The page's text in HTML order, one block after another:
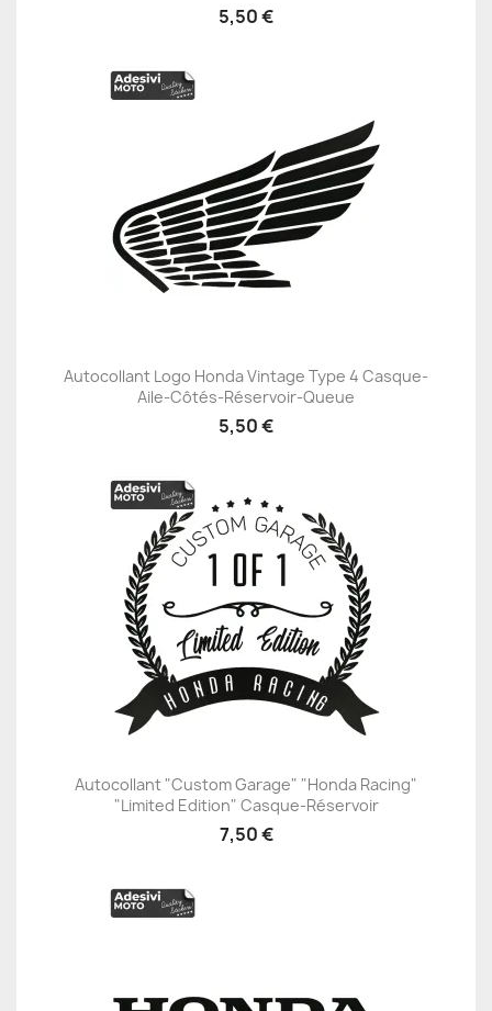
5,50 €
Autocollant Logo Honda Vintage Type 4 Casque-
Aile-Côtés-Réservoir-Queue
5,50 €
Autocollant "Custom Garage" "Honda Racing"
"Limited Edition" Casque-Réservoir
7,50 €